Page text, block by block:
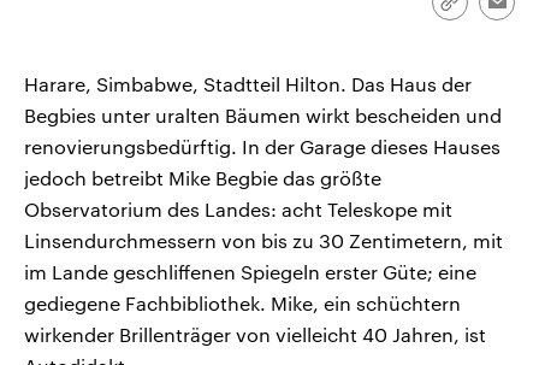
Link
Harare, Simbabwe, Stadtteil Hilton. Das Haus der
Begbies unter uralten Bäumen wirkt bescheiden und
renovierungsbedürftig. In der Garage dieses Hauses
jedoch betreibt Mike Begbie das größte
Observatorium des Landes: acht Teleskope mit
Linsendurchmessern von bis zu 30 Zentimetern, mit
im Lande geschliffenen Spiegeln erster Güte; eine
gediegene Fachbibliothek. Mike, ein schüchtern
wirkender Brillenträger von vielleicht 40 Jahren, ist